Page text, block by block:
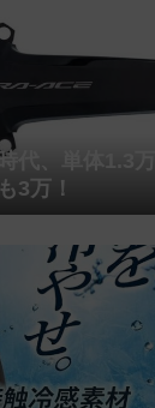
代、単体1.3万
3万！